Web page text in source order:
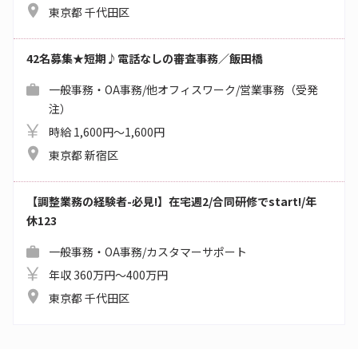
東京都 千代田区
42名募集★短期♪電話なしの審査事務／飯田橋
一般事務・OA事務/他オフィスワーク/営業事務（受発
注）
時給 1,600円～1,600円
東京都 新宿区
【調整業務の経験者-必見!】在宅週2/合同研修でstart!/年
休123
一般事務・OA事務/カスタマーサポート
年収 360万円～400万円
東京都 千代田区